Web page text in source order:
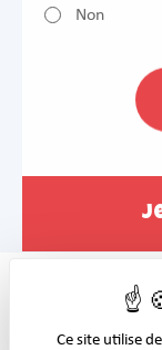
Ce site utilise
Non